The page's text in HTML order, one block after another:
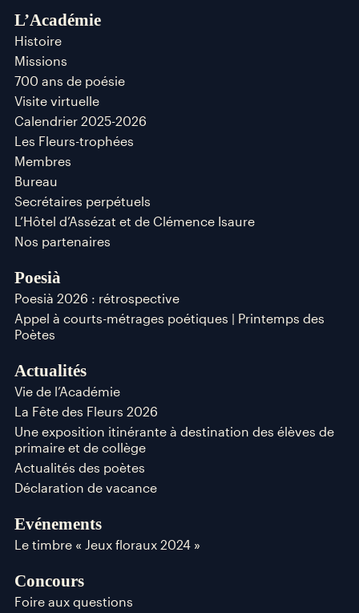
L’Académie
Histoire
Missions
700 ans de poésie
Visite virtuelle
Calendrier 2025-2026
Les Fleurs-trophées
Membres
Bureau
Secrétaires perpétuels
L’Hôtel d’Assézat et de Clémence Isaure
Nos partenaires
Poesià
Poesià 2026 : rétrospective
Appel à courts-métrages poétiques | Printemps des
Poètes
Actualités
Vie de l’Académie
La Fête des Fleurs 2026
Une exposition itinérante à destination des élèves de
primaire et de collège
Actualités des poètes
Déclaration de vacance
Evénements
Le timbre « Jeux floraux 2024 »
Concours
Foire aux questions